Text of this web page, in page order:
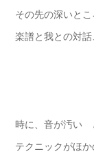
その先の深いと
楽譜と我との対話
時に、音が汚い
テクニックがほ